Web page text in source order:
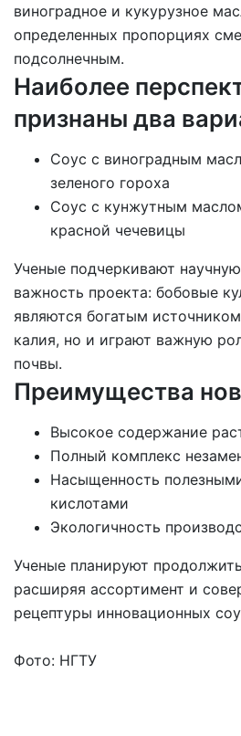
виноградное и кукурузное
определенных пропорциях
подсолнечным.
Наиболее
признаны два
Соус с виноградным
зеленого гороха
Соус с кунжутным
красной чечевицы
Ученые подчеркивают
важность проекта: бобовые
являются богатым
калия, но и играют важную
почвы.
Преимущества
Высокое содержание
Полный комплекс
Насыщенность
кислотами
Экологичность
Ученые планируют
расширяя ассортимент и
рецептуры инновационных
Фото: НГТУ